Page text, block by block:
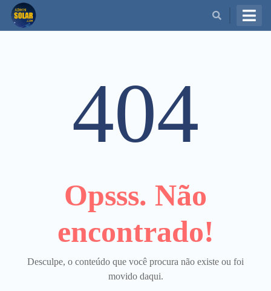
404
Opsss. Não
encontrado!
Desculpe, o conteúdo que você procura não existe ou foi
movido daqui.